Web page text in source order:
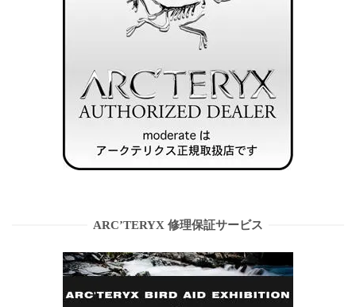
ARC’TERYX 修理保証サービス